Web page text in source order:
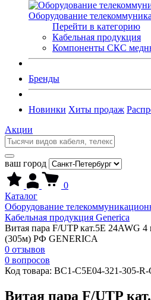
Оборудование
Перейти в категорию
Кабельная продукция
Компоненты СКС
Бренды
Новинки Хиты продаж
Акции
ваш город
0
Каталог
Оборудование
Кабельная продукция Generica
Витая пара F/UTP кат.5E 24AWG
(305м) РФ GENERICA
0 отзывов
0 вопросов
Код товара: BC1-C5E04-321-305-R-
Витая пара F/UTP